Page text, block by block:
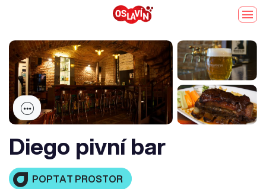
Diego pivní bar
POPTAT PROSTOR